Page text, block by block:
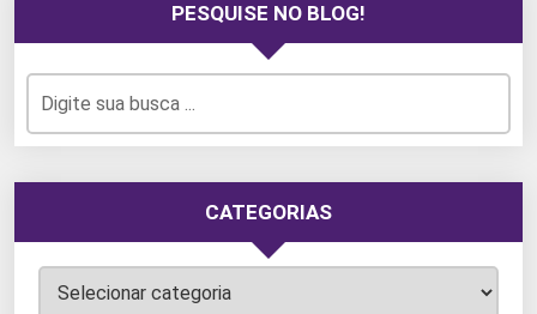
PESQUISE NO BLOG!
CATEGORIAS
Categorias